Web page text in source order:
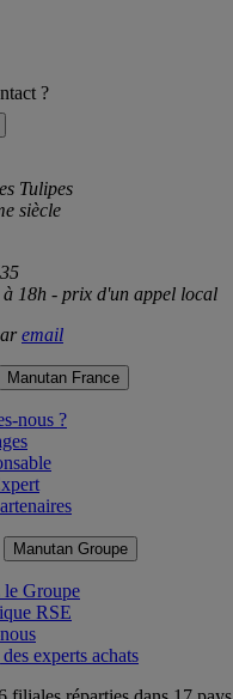
Tulipes
siècle
à 18h - prix d'un appel local
email
Manutan France
nous ?
Manutan Groupe
Groupe
RSE
experts achats